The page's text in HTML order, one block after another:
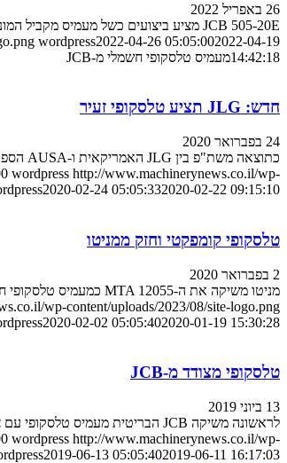
26 באפריל 2022
JCB 505-20E מציע ביצועים כשל מעמיס מקביל המונע דיזל, אך ללא זיהו…
wordpress2022-04-26 05:05:002022-04-19
14:42:18מעמיס טלסקופי חשמלי מ-JCB
חדש: JLG תציע טלסקופי זעיר
24 בפברואר 2020
כתוצאה משת"פ בין JLG האמריקאית ו-AUSA הספרדייה תציעה הראשונה…
wordpress http://www.machinerynews.co.il/wp-
2020-02-24 05:05:332020-02-22 09:15:10
טלסקופי קומפקטי וחזק ממניטו
2 בפברואר 2020
מניטו משיקה את ה-MTA 12055 כמעמיס טלסקופי חזק היכול להגיע לגובה רב …
wp-content/uploads/2023/08/site-logo.png
2020-02-02 05:05:402020-01-19 15:30:28
טלסקופי מצודד מ-JCB
13 ביוני 2019
לראשונה משיקה JCB הבריטית מעמיס טלסקופי עם צריח מסתובב – עם תוכניות להתרחב בתחום זה בעתיד
wordpress http://www.machinerynews.co.il/wp-
2019-06-13 05:05:402019-06-11 16:17:03